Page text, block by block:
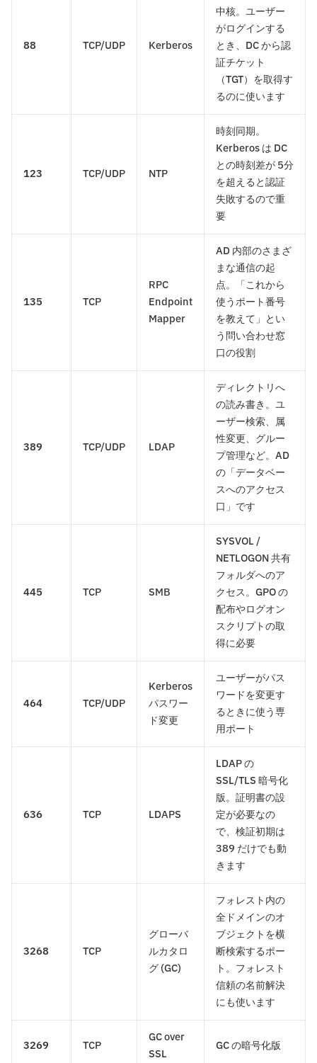
88 TCP/UDP Kerberos
中核。ユーザー
がログインする
とき、DC から認
証チケット
（TGT）を取得す
るのに使います
123 TCP/UDP NTP
時刻同期。
Kerberos は DC
との時刻差が 5分
を超えると認証
失敗するので重
要
135 TCP
RPC
Endpoint
Mapper
AD 内部のさまざ
まな通信の起
点。「これから
使うポート番号
を教えて」とい
う問い合わせ窓
口の役割
389 TCP/UDP LDAP
ディレクトリへ
の読み書き。ユ
ーザー検索、属
性変更、グルー
プ管理など。AD
の「データベー
スへのアクセス
口」です
445 TCP SMB
SYSVOL /
NETLOGON 共有
フォルダへのア
クセス。GPO の
配布やログオン
スクリプトの取
得に必要
464 TCP/UDP
Kerberos
パスワー
ド変更
ユーザーがパス
ワードを変更す
るときに使う専
用ポート
636 TCP LDAPS
LDAP の
SSL/TLS 暗号化
版。証明書の設
定が必要なの
で、検証初期は
389 だけでも動
きます
3268 TCP
グローバ
ルカタロ
グ (GC)
フォレスト内の
全ドメインのオ
ブジェクトを横
断検索するポー
ト。フォレスト
信頼の名前解決
にも使います
3269 TCP
GC over
SSL
GC の暗号化版